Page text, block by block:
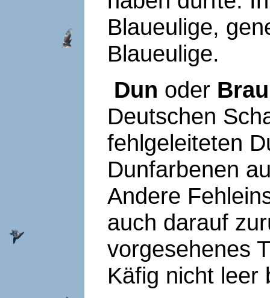
Blaueulige,
Blaueulige.
Dun oder
Deutschen
fehlgeleiteten
Dunfarbenen
Andere
auch darauf
vorgesehenes
Käfig nicht leer